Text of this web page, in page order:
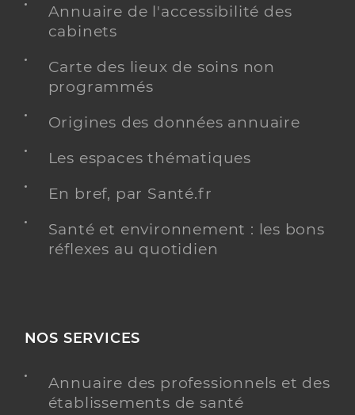
Annuaire de l'accessibilité des
cabinets
Carte des lieux de soins non
programmés
Origines des données annuaire
Les espaces thématiques
En bref, par Santé.fr
Santé et environnement : les bons
réflexes au quotidien
NOS SERVICES
Annuaire des professionnels et des
établissements de santé